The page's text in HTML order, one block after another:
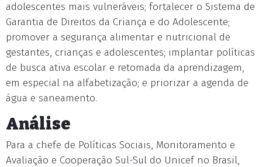
adolescentes mais vulneráveis; fortalecer o Sistema de
Garantia de Direitos da Criança e do Adolescente;
promover a segurança alimentar e nutricional de
gestantes, crianças e adolescentes; implantar políticas
de busca ativa escolar e retomada da aprendizagem,
em especial na alfabetização; e priorizar a agenda de
água e saneamento.
Análise
Para a chefe de Políticas Sociais, Monitoramento e
Avaliação e Cooperação Sul-Sul do Unicef no Brasil,